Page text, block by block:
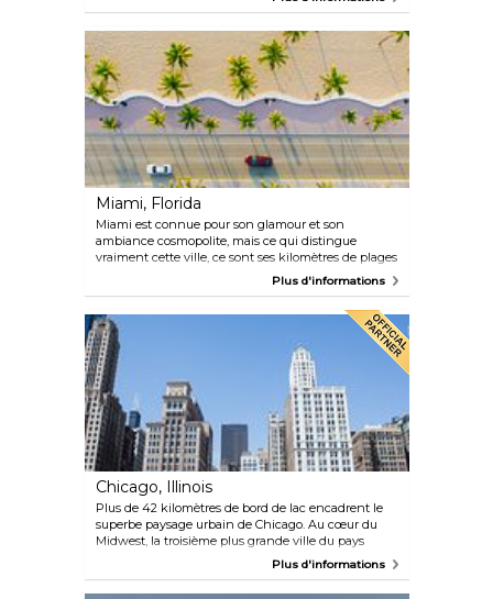
attire des dizaines de millions de visiteurs chaque
année. San Francisco est une ville immense mais
accueillante pour les piétons, et les célèbres
tramways vous emmèneront vers de nouvelles
aventures. Son mélange éclectique d'architecture,
de plages de sable et de diversité ethnique et
culturelle font de San Francisco un excellent choix
pour des vacances.
Miami, Florida
Miami est connue pour son glamour et son
ambiance cosmopolite, mais ce qui distingue
vraiment cette ville, ce sont ses kilomètres de plages
de sable fin, qui, combinés à un soleil toute l'année
de Miami en tant que destination touristique de
choix. La décrire simplement comme une métropole
internationale serait un euphémisme, compte tenu
de son esprit nord-américain imprégné d'une
touche caribéenne, d'une généreuse dose
d'influence latino-américaine, d'une note subtile de
culture africaine, d'une touche d'influence
asiatique et de charme européen.
Plus d'informations
Chicago, Illinois
Plus de 42 kilomètres de bord de lac encadrent le
superbe paysage urbain de Chicago. Au cœur du
Midwest, la troisième plus grande ville du pays
possède de hauts gratte-ciel et des quartiers colorés
sur fond de plages de sable et de magnifiques parcs.
Ce terrain de jeu cosmopolite regorge de choses à
Plus d'informations